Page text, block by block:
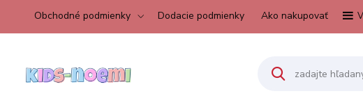
Obchodné podmienky Dodacie podmienky Ako nakupovať